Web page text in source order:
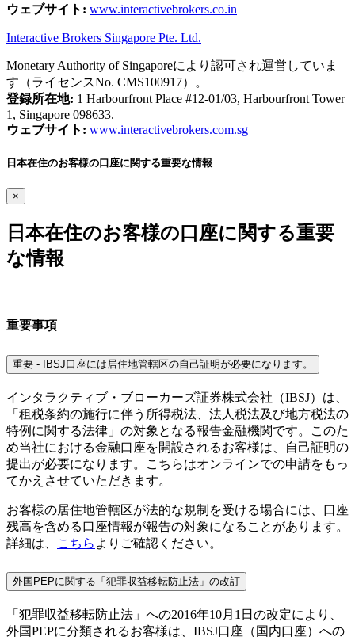
ウェブサイト: www.interactivebrokers.co.in
Interactive Brokers Singapore Pte. Ltd.
Monetary Authority of Singaporeにより認可され運営していま
す（ライセンスNo. CMS100917）。
登録所在地: 1 Harbourfront Place #12-01/03, Harbourfront Tower
1, Singapore 098633.
ウェブサイト: www.interactivebrokers.com.sg
日本在住のお客様の口座に関する重要な情報
×
日本在住のお客様の口座に関する重要
な情報
重要事項
重要 - IBSJ口座には居住地管轄区の自己証明が必要になります。
インタラクティブ・ブローカーズ証券株式会社（IBSJ）は、
「租税条約の施行に伴う所得税法、法人税法及び地方税法の
特例に関する法律」の対象となる報告金融機関です。このた
め当社における金融口座を開設されるお客様は、自己証明の
提出が必要になります。こちらはオンラインでの申請をもっ
てかえさせていただきます。
お客様の居住地管轄区が法的な規制を受ける場合には、口座
残高を含める口座情報が報告の対象になることがあります。
詳細は、
こちら よりご確認ください。
外国PEPに関する「犯罪収益移転防止法」の改訂
「犯罪収益移転防止法」への2016年10月1日の改定により、
外国PEPに分類されるお客様は、IBSJ口座（国内口座）への